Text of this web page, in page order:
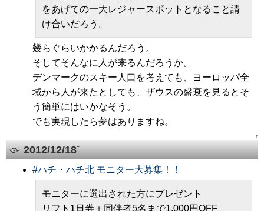
をあげての一大レジャースポットとなること請
け合いだろう。
幾らぐらいかかるんだろう。
そしてそんなに人が来るんだろうか。
デンマークのスキー人口を考えても、ヨーロッパ全
域から人が来たとしても、ザウスの盛衰を見るとそ
う簡単にはいかなそう。
でも実現したら夢はありますね。
↑
2012/12/18†
#ハチ・ハチ北 モニター大募集！！
モニターに選出された方にプレゼント
リフト1日券＋同伴者5名まで1,000円OFF